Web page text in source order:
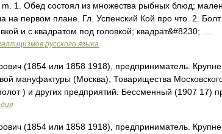
1. Обед состоял из множества рыбных блюд;
на первом плане. Гл. Успенский Кой про что. 2. Болт
и с квадратом под головкой; квадрат&#8230; …
русского языка
(1854 или 1858 1918), предприниматель.
мануфактуры (Москва), Товарищества
) и других предприятий. Бессменный (1907 17)
(1854 или 1858 1918), предприниматель.